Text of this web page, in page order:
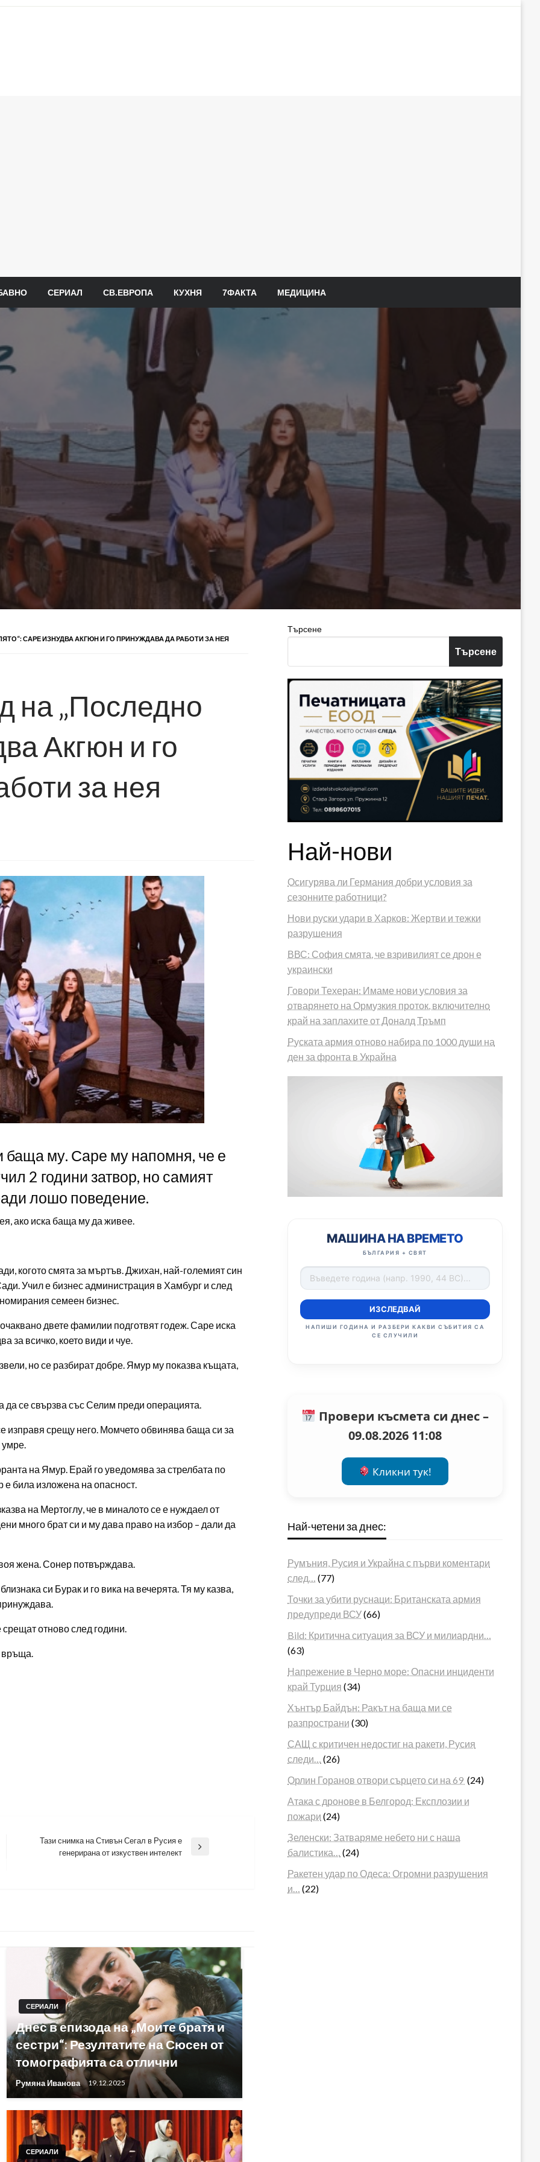
СЕРИАЛ СВ.ЕВРОПА КУХНЯ 7ФАКТА МЕДИЦИНА
САРЕ ИЗНУДВА АКГЮН И ГО ПРИНУЖДАВА ДА РАБОТИ ЗА НЕЯ
на „Последно
Акгюн и го
за нея
баща му. Саре му напомня, че е
2 години затвор, но самият
лошо поведение.
ако иска баща му да живее.
когото смята за мъртъв. Джихан, най-големият син
Учил е бизнес администрация в Хамбург и след
семеен бизнес.
двете фамилии подготвят годеж. Саре иска
за всичко, което види и чуе.
но се разбират добре. Ямур му показва къщата,
се свързва със Селим преди операцията.
изправя срещу него. Момчето обвинява баща си за
на Ямур. Ерай го уведомява за стрелбата по
била изложена на опасност.
на Мертоглу, че в миналото се е нуждаел от
много брат си и му дава право на избор – дали да
жена. Сонер потвърждава.
си Бурак и го вика на вечерята. Тя му казва,
отново след години.
връща.
Тази снимка на Стивън Сегал в Русия е
генерирана от изкуствен интелект
СЕРИАЛИ
Днес в епизода на „Моите братя и
сестри“: Резултатите на Сюсен от
томографията са отлични
Румяна Иванова 19.12.2025
СЕРИАЛИ
Търсене
Търсене
Най-нови
Осигурява ли Германия добри условия за
сезонните работници?
Нови руски удари в Харков: Жертви и тежки
разрушения
ВВС: София смята, че взривилият се дрон е
украински
Говори Техеран: Имаме нови условия за
отварянето на Ормузкия проток, включително
край на заплахите от Доналд Тръмп
Руската армия отново набира по 1000 души на
ден за фронта в Украйна
МАШИНА НА ВРЕМЕТО
БЪЛГАРИЯ + СВЯТ
ИЗСЛЕДВАЙ
НАПИШИ ГОДИНА И РАЗБЕРИ КАКВИ СЪБИТИЯ СА
СЕ СЛУЧИЛИ
Провери късмета си днес –
09.08.2026 11:08
Кликни тук!
Най-четени за днес:
Румъния, Русия и Украйна с първи коментари
след…
(77)
Точки за убити руснаци: Британската армия
предупреди ВСУ(66)
Bild: Критична ситуация за ВСУ и милиардни…
(63)
Напрежение в Черно море: Опасни инциденти
край Турция (34)
Хънтър Байдън: Ракът на баща ми се
разпространи (30)
САЩ с критичен недостиг на ракети, Русия
следи…
(26)
Орлин Горанов отвори сърцето си на 69 (24)
Атака с дронове в Белгород: Експлозии и
пожари (24)
Зеленски: Затваряме небето ни с наша
балистика…
(24)
Ракетен удар по Одеса: Огромни разрушения
и…
(22)